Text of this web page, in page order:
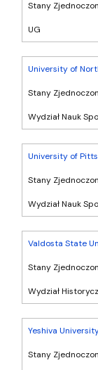
Stany
UG
University of
Stany
Wydział Nauk
University of
Stany
Wydział Nauk
Valdosta State
Stany
Wydział
Yeshiva
Stany